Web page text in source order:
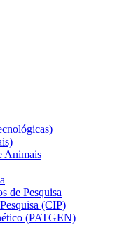
Animais
de Pesquisa
(CIP)
(PATGEN)